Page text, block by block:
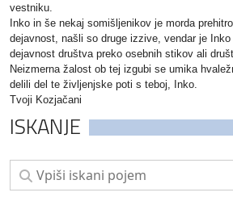
vestniku.
Inko in še nekaj somišljenikov je morda
dejavnost, našli so druge izzive, vendar je Inko
dejavnost društva preko osebnih stikov ali
Neizmerna žalost ob tej izgubi se umika
delili del te življenjske poti s teboj, Inko.
Tvoji Kozjačani
ISKANJE